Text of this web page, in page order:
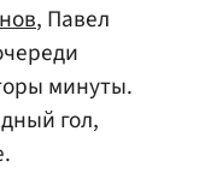
, Павел
минуты.
гол,